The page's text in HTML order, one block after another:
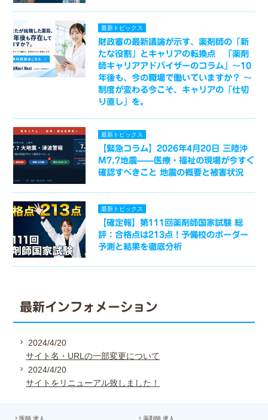
最新トピックス
財政審の最新議論が示す、薬剤師の「新
たな役割」とキャリアの転換点 「薬剤
師キャリアアドバイザーのコラム」～10
年後も、今の職場で働いていますか？ ～
制度が変わる今こそ、キャリアの「仕切
り直し」を。
最新トピックス
【緊急コラム】2026年4月20日 三陸沖
M7.7地震——医療・福祉の現場が今すぐ
確認すべきこと 地震の概要と被害状況
最新トピックス
【確定報】第111回薬剤師国家試験 総
評：合格点は213点！予備校のボーダー
予測と結果を徹底分析
最新インフォメーション
2024/4/20
サイト名・URLの一部変更について
2024/4/20
サイトをリニューアル致しました！
医師 求人 薬剤師 求人